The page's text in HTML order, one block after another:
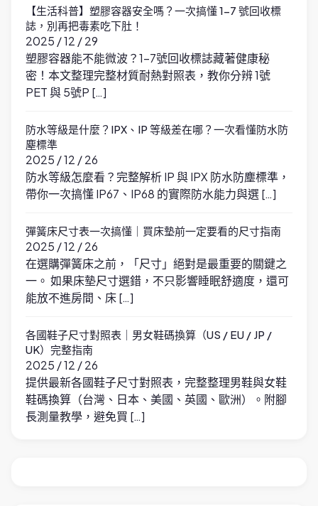
【生活科普】塑膠容器安全嗎？一次搞懂 1-7 號回收標
誌，別再把毒素吃下肚！
2025 / 12 / 29
塑膠容器能不能微波？1-7號回收標誌藏著健康秘
密！本文整理完整材質耐熱對照表，教你分辨 1號
PET 與 5號P […]
防水等級是什麼？IPX、IP 等級差在哪？一次看懂防水防
塵標準
2025 / 12 / 26
防水等級怎麼看？完整解析 IP 與 IPX 防水防塵標準，
帶你一次搞懂 IP67、IP68 的實際防水能力與選 […]
彈簧床尺寸表一次搞懂｜買床墊前一定要看的尺寸指南
2025 / 12 / 26
在選購彈簧床之前，「尺寸」絕對是最重要的關鍵之
一。 如果床墊尺寸選錯，不只影響睡眠舒適度，還可
能放不進房間、床 […]
各國鞋子尺寸對照表｜男女鞋碼換算（US / EU / JP /
UK）完整指南
2025 / 12 / 26
提供最新各國鞋子尺寸對照表，完整整理男鞋與女鞋
鞋碼換算（台灣、日本、美國、英國、歐洲）。附腳
長測量教學，避免買 […]